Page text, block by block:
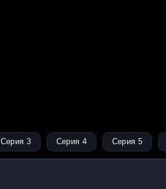
Серия 3 Серия 4 Серия 5